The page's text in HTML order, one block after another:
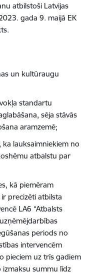
atbilstoši Latvijas
gada 9. maijā EK
un kultūraugu
standartu
sēja stāvās
aramzemē;
lauksaimniekiem no
atbalstu par
kā piemēram
precizēti atbilsta
LA6 “Atbalsts
periods no
intervencēm
pieciem uz trīs gadiem
summu līdz